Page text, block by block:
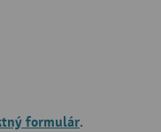
formulár.